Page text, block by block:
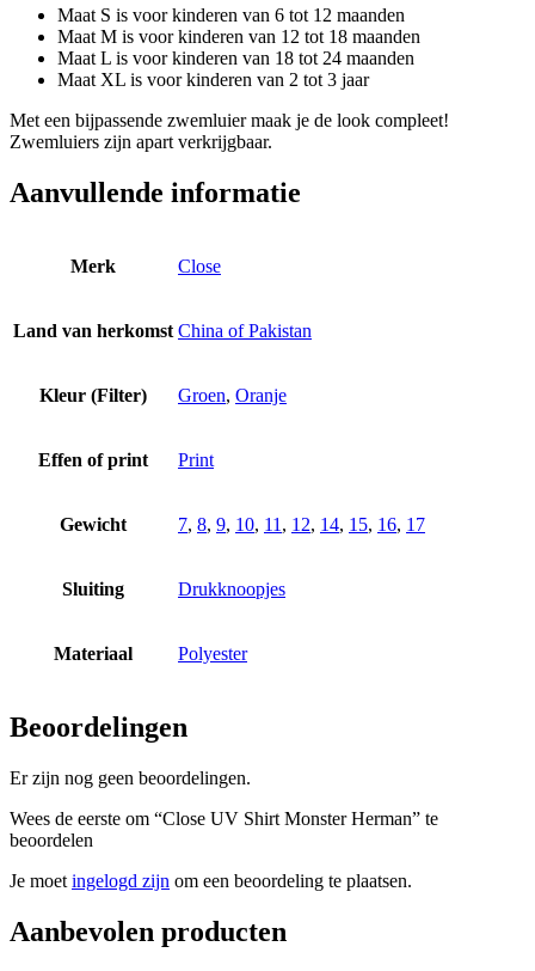
Maat S is voor kinderen van 6 tot 12 maanden
Maat M is voor kinderen van 12 tot 18 maanden
Maat L is voor kinderen van 18 tot 24 maanden
Maat XL is voor kinderen van 2 tot 3 jaar
Met een bijpassende zwemluier maak je de look compleet!
Zwemluiers zijn apart verkrijgbaar.
Aanvullende informatie
Merk Close
Land van herkomst China of Pakistan
Kleur (Filter) Groen, Oranje
Effen of print Print
Gewicht 7, 8, 9, 10, 11 , 12, 14, 15, 16, 17
Sluiting Drukknoopjes
Materiaal Polyester
Beoordelingen
Er zijn nog geen beoordelingen.
Wees de eerste om “Close UV Shirt Monster Herman” te
beoordelen
Je moet ingelogd zijn om een beoordeling te plaatsen.
Aanbevolen producten